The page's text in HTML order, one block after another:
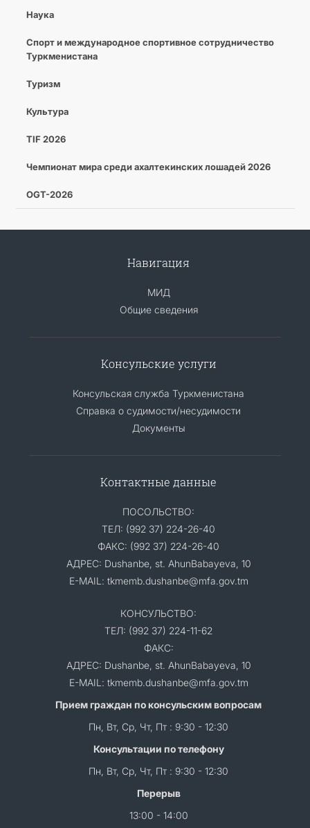
Наука
Спорт и международное спортивное сотрудничество
Туркменистана
Туризм
Культура
TIF 2026
Чемпионат мира среди ахалтекинских лошадей 2026
OGT-2026
Навигация
МИД
Общие сведения
Консульские услуги
Консульская служба Туркменистана
Справка о судимости/несудимости
Документы
Контактные данные
ПОСОЛЬСТВО:
ТЕЛ: (992 37) 224-26-40
ФАКС: (992 37) 224-26-40
АДРЕС: Dushanbe, st. AhunBabayeva, 10
E-MAIL: tkmemb.dushanbe@mfa.gov.tm
КОНСУЛЬСТВО:
ТЕЛ: (992 37) 224-11-62
ФАКС:
АДРЕС: Dushanbe, st. AhunBabayeva, 10
E-MAIL: tkmemb.dushanbe@mfa.gov.tm
Прием граждан по консульским вопросам
Пн, Вт, Ср, Чт, Пт : 9:30 - 12:30
Консультации по телефону
Пн, Вт, Ср, Чт, Пт : 9:30 - 12:30
Перерыв
13:00 - 14:00